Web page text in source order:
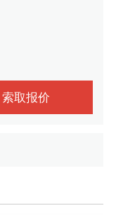
索取报价